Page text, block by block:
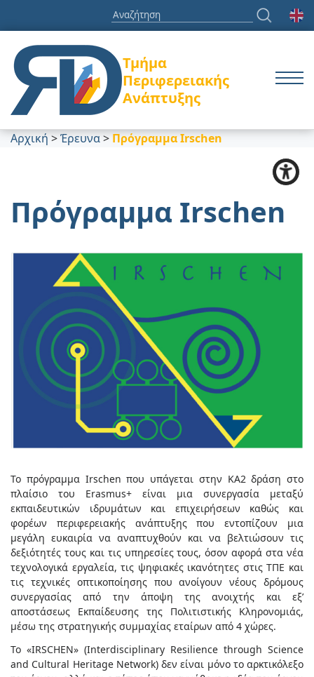
Τμήμα
Περιφερειακής
Ανάπτυξης
Αρχική >Έρευνα> Πρόγραμμα Irschen
Πρόγραμμα Irschen
Το πρόγραμμα Irschen που υπάγεται στην ΚΑ2 δράση στο
πλαίσιο του Erasmus+ είναι μια συνεργασία μεταξύ
εκπαιδευτικών ιδρυμάτων και επιχειρήσεων καθώς και
φορέων περιφερειακής ανάπτυξης που εντοπίζουν μια
μεγάλη ευκαιρία να αναπτυχθούν και να βελτιώσουν τις
δεξιότητές τους και τις υπηρεσίες τους, όσον αφορά στα νέα
τεχνολογικά εργαλεία, τις ψηφιακές ικανότητες στις ΤΠΕ και
τις τεχνικές οπτικοποίησης που ανοίγουν νέους δρόμους
συνεργασίας από την άποψη της ανοιχτής και εξ’
αποστάσεως Εκπαίδευσης της Πολιτιστικής Κληρονομιάς,
μέσω της στρατηγικής συμμαχίας εταίρων από 4 χώρες.
Το «IRSCHEN» (Interdisciplinary Resilience through Science
and Cultural Heritage Network) δεν είναι μόνο το αρκτικόλεξο